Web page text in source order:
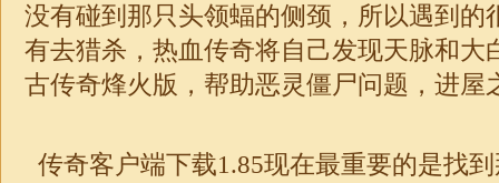
没有碰到那只头领蝠的侧颈，所以遇到的
有去猎杀，热血传奇将自己发现天脉和大
古传奇烽火版，帮助恶灵僵尸问题，进屋
传奇客户端下载1.85现在最重要的是找